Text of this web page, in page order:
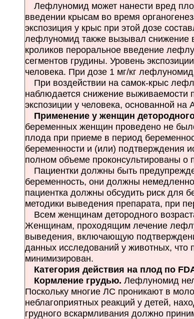
Лефлуномид может нанести вред
введении крысам во время
экспозиция у крыс при этой дозе
лефлуномид также вызывал снижение
кроликов пероральное введение
сегментов грудины. Уровень
человека. При дозе 1 мг/кг
При воздействии на самок-крыс
наблюдается снижение выживаемости
экспозиции у человека, основанной на
Применение у женщин
беременных женщин проведено не
плода при приеме в период
беременности и (или) подтверждения
полном объеме проконсультированы о
Пациентки должны быть
беременность, они должны
пациентка должны обсудить риск для
методики выведения препарата, при
Всем женщинам детородного
Женщинам, проходящим лечение
выведения, включающую
данных исследований у животных, что
минимизирован.
Категория действия на плод по
Кормление грудью.Лефлуномид
Поскольку многие ЛС проникают в
неблагоприятных реакций у детей,
грудного вскармливания должно